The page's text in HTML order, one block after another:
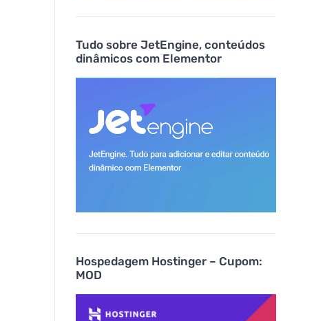
Tudo sobre JetEngine, conteúdos
dinâmicos com Elementor
Hospedagem Hostinger – Cupom:
MOD